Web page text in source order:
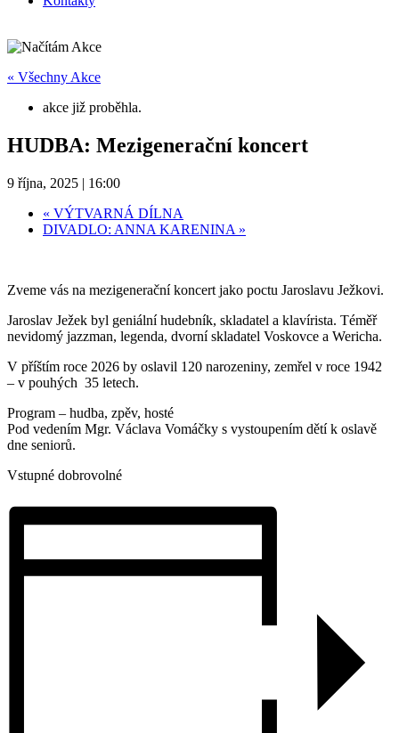
« Všechny Akce
akce již proběhla.
HUDBA: Mezigenerační koncert
9 října, 2025 | 16:00
« VÝTVARNÁ DÍLNA
DIVADLO: ANNA KARENINA »
Zveme vás na mezigenerační koncert jako poctu Jaroslavu Ježkovi.
Jaroslav Ježek byl geniální hudebník, skladatel a klavírista. Téměř
nevidomý jazzman, legenda, dvorní skladatel Voskovce a Wericha.
V příštím roce 2026 by oslavil 120 narozeniny, zemřel v roce 1942
– v pouhých 35 letech.
Program – hudba, zpěv, hosté
Pod vedením Mgr. Václava Vomáčky s vystoupením dětí k oslavě
dne seniorů.
Vstupné dobrovolné